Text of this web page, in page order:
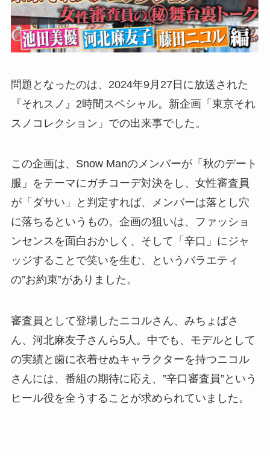
問題となったのは、2024年9月27日に放送された
『それスノ』2時間スペシャル。新企画「東京それ
スノコレクション」での出来事でした。
この企画は、Snow Manのメンバーが「秋のデート
服」をテーマにガチコーデ対決をし、女性審査員
が「ダサい」と判定すれば、メンバーは落とし穴
に落ちるというもの。企画の狙いは、ファッショ
ンセンスを面白おかしく、そして「辛口」にジャ
ッジすることで笑いを生む、というバラエティ
の”お約束”がありました。
審査員として登場したニコルさん、みちょぱさ
ん、河北麻友子さんら5人。中でも、モデルとして
の実績と歯に衣着せぬキャラクターを持つニコル
さんには、番組の期待に応え、”辛口審査員”という
ヒール役を全うすることが求められていました。